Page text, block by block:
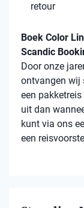
retour
Boek Color
Scandic
Door onze
ontvangen wij
een
uit dan
kunt via ons
een